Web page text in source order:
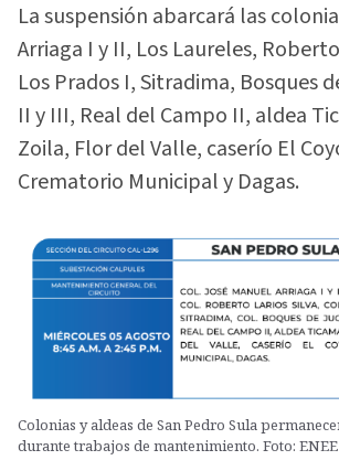
La suspensión abarcará las
Arriaga I y II, Los Laureles,
Los Prados I, Sitradima, Bosques
II y III, Real del Campo II, aldea
Zoila, Flor del Valle, caserío El
Crematorio Municipal y Dagas.
Colonias y aldeas de San Pedro Sula
durante trabajos de mantenimiento. Foto: ENEE